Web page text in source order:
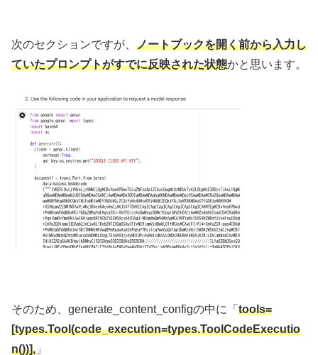
次のセクションですが、 ノートブックを開く前から入力し
ていたプロンプトがすでに反映された状態かと思います。
そのため、generate_content_configの中に「 tools=
[types.Tool(code_execution=types.ToolCodeExecutio
n())], 」